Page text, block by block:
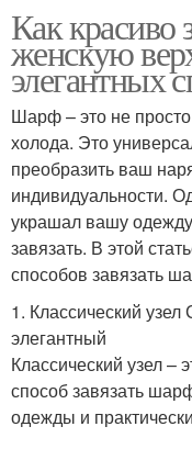
Как красиво
женскую
элегантных
Шарф – это не
холода. Это
преобразить ваш
индивидуальности.
украшал вашу
завязать. В этой
способов завязать
1. Классический
элегантный
Классический узел
способ завязать
одежды и